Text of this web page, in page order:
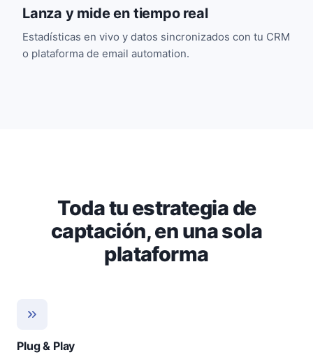
Lanza y mide en tiempo real
Estadísticas en vivo y datos sincronizados con tu CRM
o plataforma de email automation.
Toda tu estrategia de
captación, en una sola
plataforma
Plug & Play